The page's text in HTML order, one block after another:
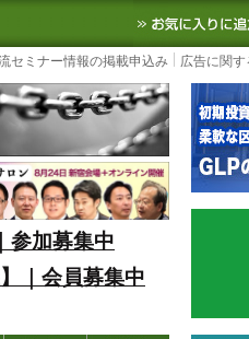
サイト
SCMなど国内外の最新の物
セミナー情報の掲載申込み 広告に関
参加募集中
｜会員募集中